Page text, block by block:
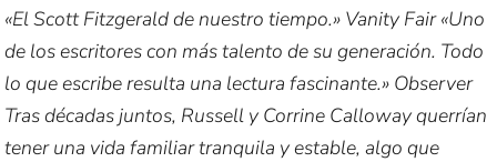
«El Scott Fitzgerald de nuestro tiempo.» Vanity Fair «Uno
de los escritores con más talento de su generación. Todo
lo que escribe resulta una lectura fascinante.» Observer
Tras décadas juntos, Russell y Corrine Calloway querrían
tener una vida familiar tranquila y estable, algo que